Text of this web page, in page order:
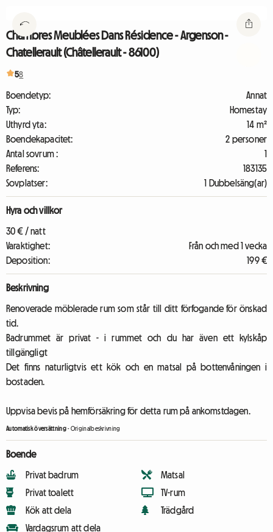
Chambres Meublées Dans Résidence - Argenson -
Chatellerault (Châtellerault - 86100)
58
Boendetyp:
Annat
Typ:
Homestay
Uthyrd yta:
14 m²
Boendekapacitet:
2 personer
Antal sovrum :
1
Referens:
183135
Sovplatser:
1 Dubbelsäng(ar)
Hyra och villkor
30 € / natt
Varaktighet:
Från och med 1 vecka
Deposition:
199 €
Beskrivning
Renoverade möblerade rum som står till ditt förfogande för önskad
tid.
Badrummet är privat - i rummet och du har även ett kylskåp
tillgängligt
Det finns naturligtvis ett kök och en matsal på bottenvåningen i
bostaden.
Uppvisa bevis på hemförsäkring för detta rum på ankomstdagen.
Automatisk översättning-Originalbeskrivning
Boende
Privat badrum
Privat toalett
Kök att dela
Vardagsrum att dela
Matsal
TV-rum
Trädgård